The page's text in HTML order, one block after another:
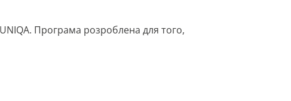
Програма розроблена для того,